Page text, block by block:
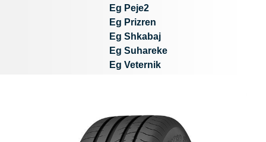
Eg Peje2
Eg Prizren
Eg Shkabaj
Eg Suhareke
Eg Veternik